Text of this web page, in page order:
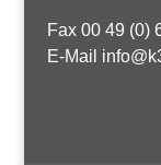
Fax 00 49 (0)
E-Mail